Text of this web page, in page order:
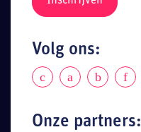
Volg ons:
Onze partners: